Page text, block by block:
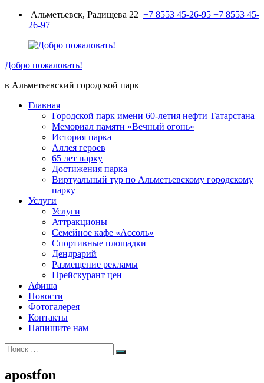
ПерейтиАльметьевск, Радищева 22 +7 8553 45-26-95 +7 8553 45-
26-97
Добро пожаловать!
в Альметьевский городской парк
Главная
Городской парк имени 60-летия нефти Татарстана
Мемориал памяти «Вечный огонь»
История парка
Аллея героев
65 лет парку
Достижения парка
Виртуальный тур по Альметьевскому городскому
парку
Услуги
Услуги
Аттракционы
Семейное кафе «Ассоль»
Спортивные площадки
Дендрарий
Размещение рекламы
Прейскурант цен
Афиша
Новости
Фотогалерея
Контакты
Напишите нам
Искать:
Поиск
apostfon